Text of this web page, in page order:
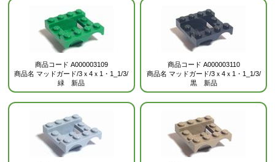
商品コード A000003109
商品名 マッドガード/3ｘ4ｘ1・1_1/3/
緑 新品
商品コード A000003110
商品名 マッドガード/3ｘ4ｘ1・1_1/3/
黒 新品